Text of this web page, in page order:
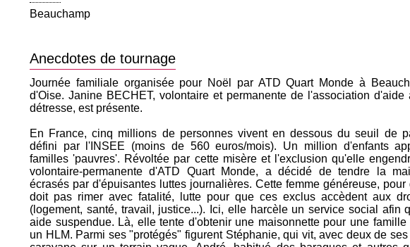
Beauchamp
Anecdotes de tournage
Journée familiale organisée pour Noël par ATD Quart Monde à
d'Oise. Janine BECHET, volontaire et permanente de l'association d'aide
détresse, est présente.
En France, cinq millions de personnes vivent en dessous du seuil de
défini par l'INSEE (moins de 560 euros/mois). Un million d'enfants
familles 'pauvres'. Révoltée par cette misère et l'exclusion qu'elle
volontaire-permanente d'ATD Quart Monde, a décidé de tendre la
écrasés par d'épuisantes luttes journalières. Cette femme généreuse,
doit pas rimer avec fatalité, lutte pour que ces exclus accèdent aux
(logement, santé, travail, justice...). Ici, elle harcèle un service social afin
aide suspendue. Là, elle tente d'obtenir une maisonnette pour une
un HLM. Parmi ses "protégés" figurent Stéphanie, qui vit, avec deux de